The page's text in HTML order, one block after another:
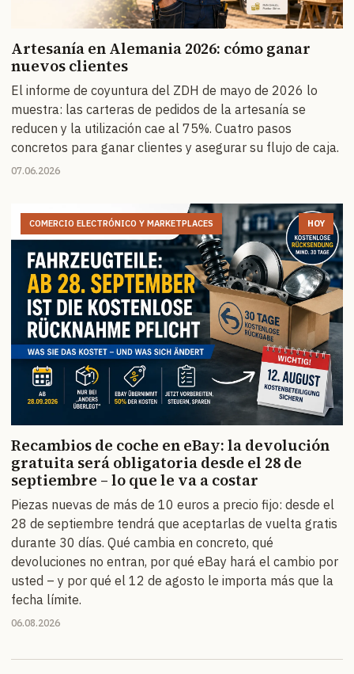
Artesanía en Alemania 2026: cómo ganar
nuevos clientes
El informe de coyuntura del ZDH de mayo de 2026 lo
muestra: las carteras de pedidos de la artesanía se
reducen y la utilización cae al 75%. Cuatro pasos
concretos para ganar clientes y asegurar su flujo de caja.
07.06.2026
COMERCIO ELECTRÓNICO Y MARKETPLACES HOY
Recambios de coche en eBay: la devolución
gratuita será obligatoria desde el 28 de
septiembre – lo que le va a costar
Piezas nuevas de más de 10 euros a precio fijo: desde el
28 de septiembre tendrá que aceptarlas de vuelta gratis
durante 30 días. Qué cambia en concreto, qué
devoluciones no entran, por qué eBay hará el cambio por
usted – y por qué el 12 de agosto le importa más que la
fecha límite.
06.08.2026